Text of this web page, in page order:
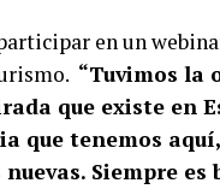
en un
“Tuvimos la
que existe en
que tenemos
Siempre